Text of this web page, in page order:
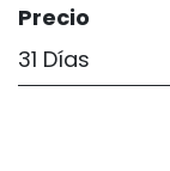
Precio
31 Días